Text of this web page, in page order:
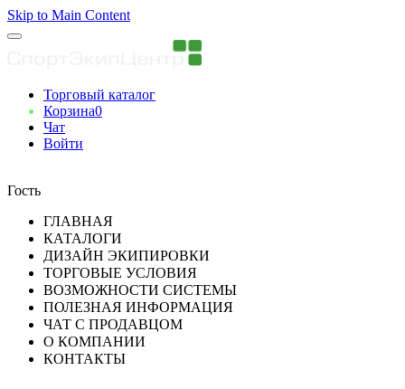
Skip to Main Content
Торговый каталог
Корзина0
Чат
Войти
Гость
ГЛАВНАЯ
КАТАЛОГИ
ДИЗАЙН ЭКИПИРОВКИ
ТОРГОВЫЕ УСЛОВИЯ
ВОЗМОЖНОСТИ СИСТЕМЫ
ПОЛЕЗНАЯ ИНФОРМАЦИЯ
ЧАТ С ПРОДАВЦОМ
О КОМПАНИИ
КОНТАКТЫ